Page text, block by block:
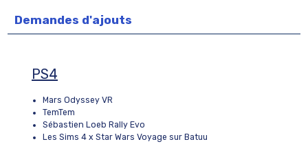
Demandes d'ajouts
PS4
Mars Odyssey VR
TemTem
Sébastien Loeb Rally Evo
Les Sims 4 x Star Wars Voyage sur Batuu